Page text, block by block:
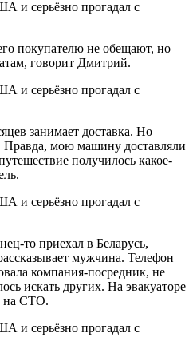
покупателю не обещают, но
говорит Дмитрий.
занимает доставка. Но
Правда, мою машину доставляли
получилось какое-
то приехал в Беларусь,
мужчина. Телефон
компания-посредник, не
искать других. На эвакуаторе
на СТО.